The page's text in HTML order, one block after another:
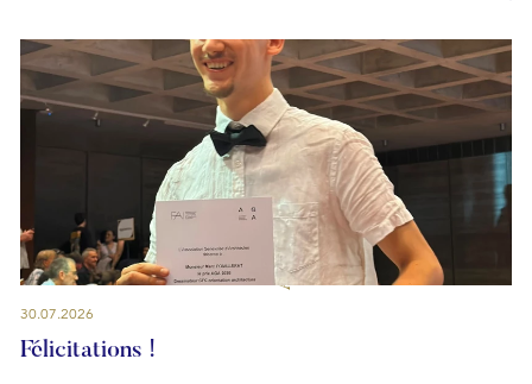
30.07.2026
Félicitations !